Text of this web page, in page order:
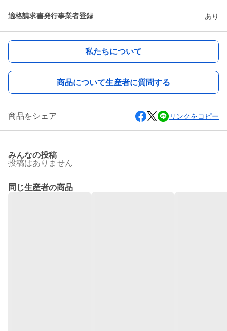
適格請求書発行事業者登録 あり
私たちについて
商品について生産者に質問する
商品をシェア リンクをコピー
みんなの投稿
投稿はありません
同じ生産者の商品